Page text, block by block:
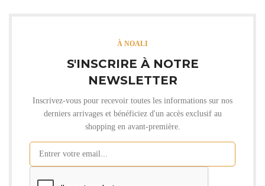
À NOALI
S'INSCRIRE À NOTRE
NEWSLETTER
Inscrivez-vous pour recevoir toutes les informations sur nos
derniers arrivages et bénéficiez d'un accès exclusif au
shopping en avant-première.